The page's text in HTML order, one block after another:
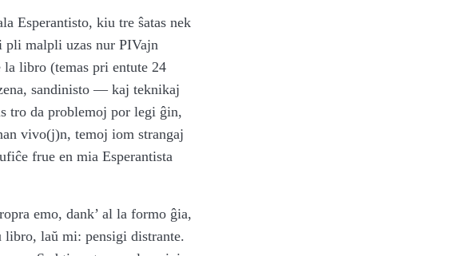
Esperantisto, kiu tre ŝatas nek
malpli uzas nur PIVajn
libro (temas pri entute 24
sandinisto — kaj teknikaj
tro da problemoj por legi ĝin,
vivo(j)n, temoj iom strangaj
frue en mia Esperantista
emo, dank’ al la formo ĝia,
libro, laŭ mi: pensigi distrante.